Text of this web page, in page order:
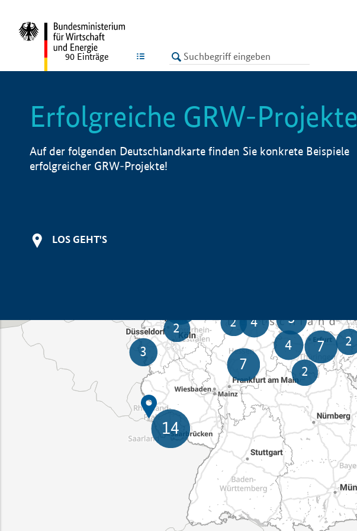
LISTE
90 Einträge
Erfolgreiche GRW-Projekte
Auf der folgenden Deutschlandkarte finden Sie konkrete Beispiele
erfolgreicher GRW-Projekte!
LOS GEHT'S